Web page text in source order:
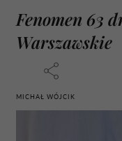
Fenomen 63
Warszawskie
MICHAŁ WÓJCIK